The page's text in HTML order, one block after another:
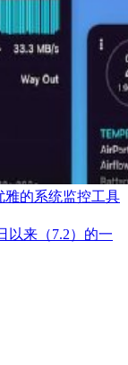
雅的系统监控工具
以来（7.2）的一